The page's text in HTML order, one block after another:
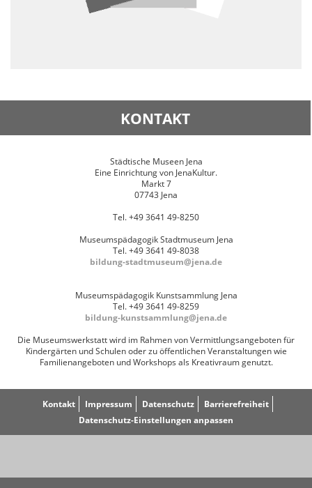
KONTAKT
Städtische Museen Jena
Eine Einrichtung von JenaKultur.
Markt 7
07743 Jena
Tel. +49 3641 49-8250
Museumspädagogik Stadtmuseum Jena
Tel. +49 3641 49-8038
bildung-stadtmuseum@jena.de
Museumspädagogik Kunstsammlung Jena
Tel. +49 3641 49-8259
bildung-kunstsammlung@jena.de
Die Museumswerkstatt wird im Rahmen von Vermittlungsangeboten für
Kindergärten und Schulen oder zu öffentlichen Veranstaltungen wie
Familienangeboten und Workshops als Kreativraum genutzt.
Kontakt Impressum Datenschutz
Barrierefreiheit
Datenschutz-Einstellungen anpassen